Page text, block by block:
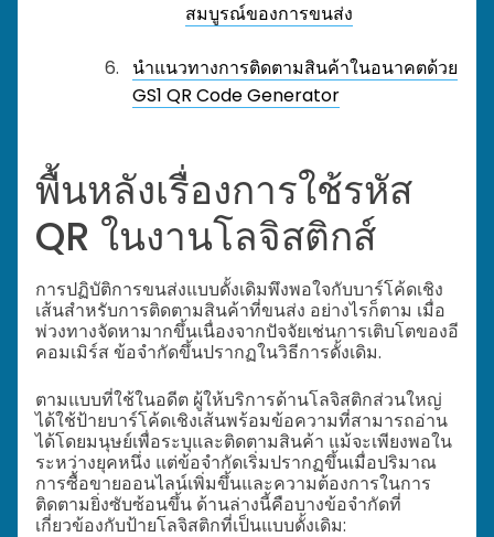
สมบูรณ์ของการขนส่ง
นำแนวทางการติดตามสินค้าในอนาคตด้วย
GS1 QR Code Generator
พื้นหลังเรื่องการใช้รหัส
QR ในงานโลจิสติกส์
การปฏิบัติการขนส่งแบบดั้งเดิมพึงพอใจกับบาร์โค้ดเชิง
เส้นสำหรับการติดตามสินค้าที่ขนส่ง อย่างไรก็ตาม เมื่อ
พ่วงทางจัดหามากขึ้นเนื่องจากปัจจัยเช่นการเติบโตของอี
คอมเมิร์ส ข้อจำกัดขึ้นปรากฏในวิธีการดั้งเดิม.
ตามแบบที่ใช้ในอดีต ผู้ให้บริการด้านโลจิสติกส่วนใหญ่
ได้ใช้ป้ายบาร์โค้ดเชิงเส้นพร้อมข้อความที่สามารถอ่าน
ได้โดยมนุษย์เพื่อระบุและติดตามสินค้า แม้จะเพียงพอใน
ระหว่างยุคหนึ่ง แต่ข้อจำกัดเริ่มปรากฏขึ้นเมื่อปริมาณ
การซื้อขายออนไลน์เพิ่มขึ้นและความต้องการในการ
ติดตามยิ่งซับซ้อนขึ้น ด้านล่างนี้คือบางข้อจำกัดที่
เกี่ยวข้องกับป้ายโลจิสติกที่เป็นแบบดั้งเดิม: